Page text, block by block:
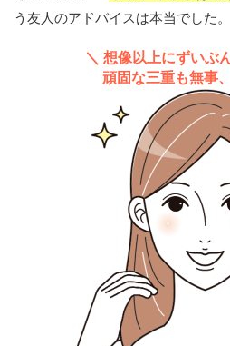
う友人のアドバイスは本当でした。
＼ 想像以上にずいぶ
頑固な三重も無事